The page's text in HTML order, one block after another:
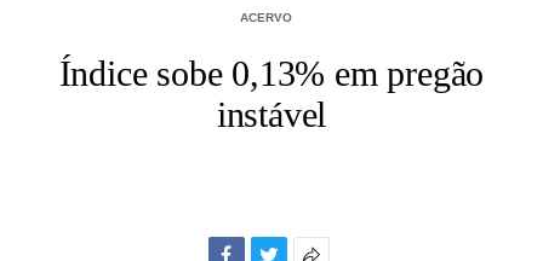
ACERVO
Índice sobe 0,13% em pregão
instável